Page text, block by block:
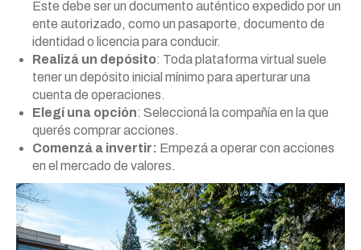
Este debe ser un documento auténtico expedido por un
ente autorizado, como un pasaporte, documento de
identidad o licencia para conducir.
Realizá un depósito: Toda plataforma virtual suele
tener un depósito inicial mínimo para aperturar una
cuenta de operaciones.
Elegí una opción: Seleccioná la compañía en la que
querés comprar acciones.
Comenzá a invertir: Empezá a operar con acciones
en el mercado de valores.